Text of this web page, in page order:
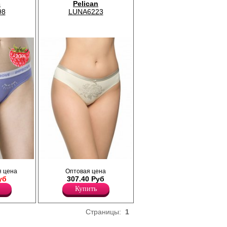
части
с
−20%
цена
Pelican
LUNA6223
на передней детали, эластичная резинка
по поясу, кружевная задняя деталь по
ножке.
Лайкра 7%
Хлопок 93%
Оптовая цена
307.40 Руб
Купить
Страницы: 1